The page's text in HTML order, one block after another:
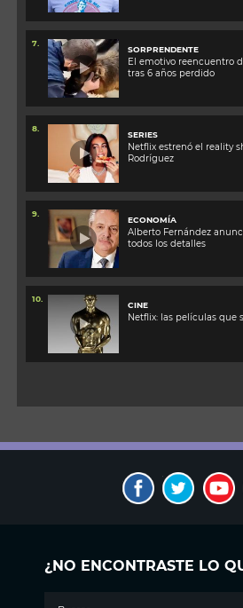
7.
SORPRENDENTE
El emotivo reencuentro
tras 6 años perdido
8.
SERIES
Netflix estrenó el reality
Rodríguez
9.
ECONOMÍA
Alberto Fernández
todos los detalles
10.
CINE
Netflix: las películas que
¿NO ENCONTRASTE LO